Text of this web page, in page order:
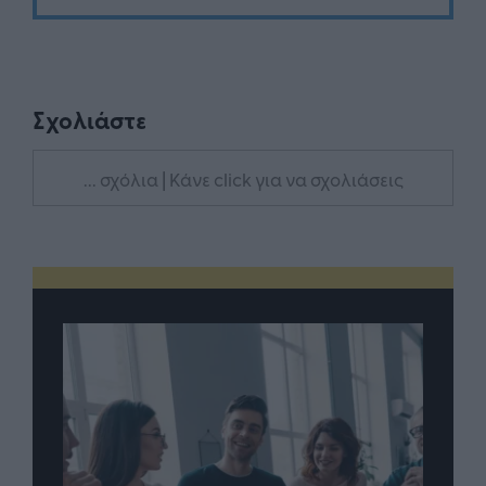
Σχολιάστε
... σχόλια | Κάνε click για να σχολιάσεις